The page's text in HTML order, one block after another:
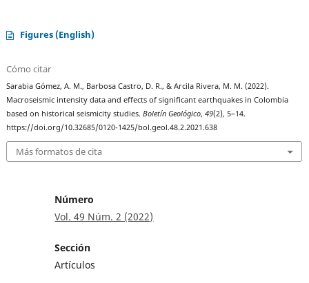
Figures (English)
Cómo citar
Sarabia Gómez, A. M., Barbosa Castro, D. R., & Arcila Rivera, M. M. (2022).
Macroseismic intensity data and effects of significant earthquakes in Colombia
based on historical seismicity studies.Boletín Geológico,49(2), 5–14.
https://doi.org/10.32685/0120-1425/bol.geol.48.2.2021.638
Más formatos de cita
Número
Vol. 49 Núm. 2 (2022)
Sección
Artículos